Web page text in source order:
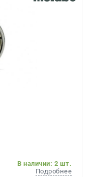
В наличии: 2 шт.
Подробнее